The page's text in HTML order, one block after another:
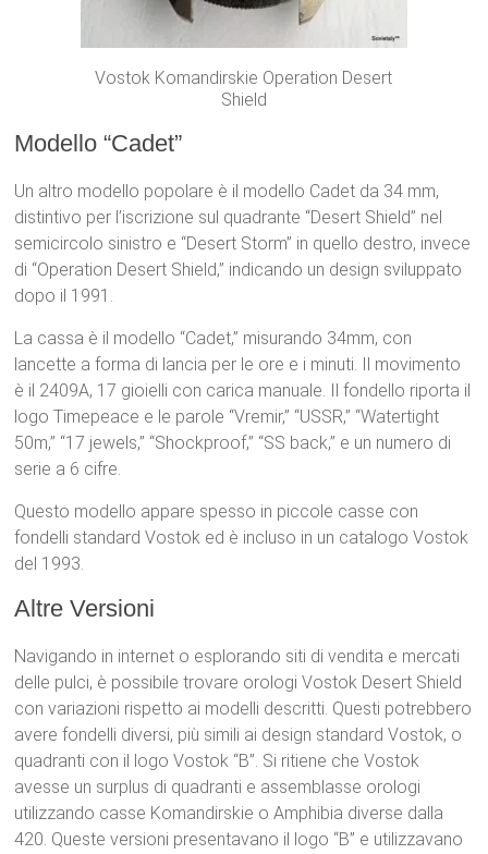
Vostok Komandirskie Operation Desert
Shield
Modello “Cadet”
Un altro modello popolare è il modello Cadet da 34 mm,
distintivo per l’iscrizione sul quadrante “Desert Shield” nel
semicircolo sinistro e “Desert Storm” in quello destro, invece
di “Operation Desert Shield,” indicando un design sviluppato
dopo il 1991.
La cassa è il modello “Cadet,” misurando 34mm, con
lancette a forma di lancia per le ore e i minuti. Il movimento
è il 2409A, 17 gioielli con carica manuale. Il fondello riporta il
logo Timepeace e le parole “Vremir,” “USSR,” “Watertight
50m,” “17 jewels,” “Shockproof,” “SS back,” e un numero di
serie a 6 cifre.
Questo modello appare spesso in piccole casse con
fondelli standard Vostok ed è incluso in un catalogo Vostok
del 1993.
Altre Versioni
Navigando in internet o esplorando siti di vendita e mercati
delle pulci, è possibile trovare orologi Vostok Desert Shield
con variazioni rispetto ai modelli descritti. Questi potrebbero
avere fondelli diversi, più simili ai design standard Vostok, o
quadranti con il logo Vostok “B”. Si ritiene che Vostok
avesse un surplus di quadranti e assemblasse orologi
utilizzando casse Komandirskie o Amphibia diverse dalla
420. Queste versioni presentavano il logo “B” e utilizzavano